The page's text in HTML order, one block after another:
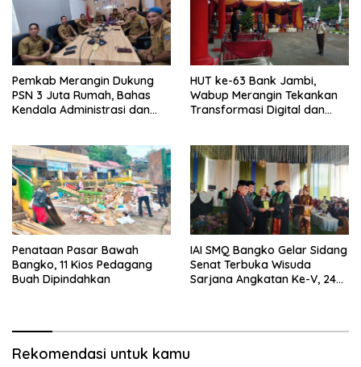
Pemkab Merangin Dukung
PSN 3 Juta Rumah, Bahas
Kendala Administrasi dan
HUT ke-63 Bank Jambi,
Wabup Merangin Tekankan
Transformasi Digital dan
Penataan Pasar Bawah
Bangko, 11 Kios Pedagang
Buah Dipindahkan
IAI SMQ Bangko Gelar Sidang
Senat Terbuka Wisuda
Sarjana Angkatan Ke-V, 243
Rekomendasi untuk kamu